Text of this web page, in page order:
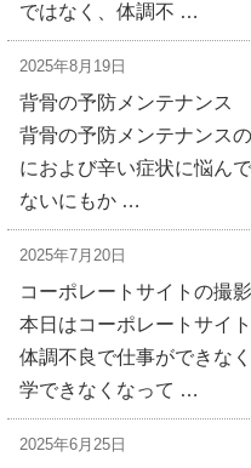
ではなく、体調不 …
2025年8月19日
背骨の予防メンテナンス
背骨の予防メンテナンス
におよび辛い症状に悩ん
ないにもか …
2025年7月20日
コーポレートサイトの撮影
本日はコーポレートサイ
体調不良で仕事ができな
学できなくなって …
2025年6月25日